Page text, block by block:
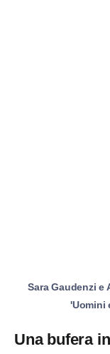
Sara Gaudenzi
'Uomini
Una bufera